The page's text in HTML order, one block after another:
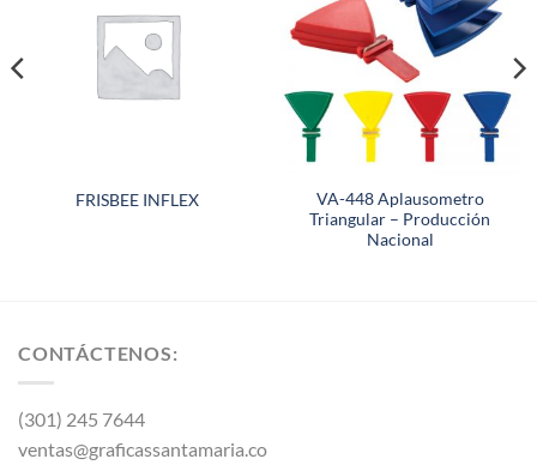
FRISBEE INFLEX
VA-448 Aplausometro
Triangular – Producción
Nacional
CONTÁCTENOS:
(301) 245 7644
ventas@graficassantamaria.co